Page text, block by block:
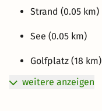
Strand (0.05 km)
See (0.05 km)
Golfplatz (18 km)
weitere anzeigen